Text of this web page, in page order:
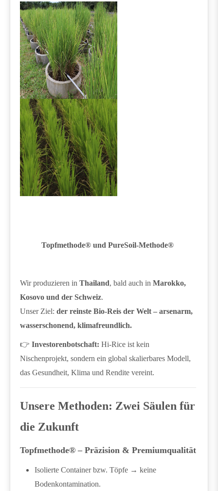
Topfmethode® und PureSoil-Methode®
Wir produzieren in Thailand, bald auch in Marokko,
Kosovo und der Schweiz.
Unser Ziel: der reinste Bio-Reis der Welt – arsenarm,
wasserschonend, klimafreundlich.
👉 Investorenbotschaft: Hi-Rice ist kein
Nischenprojekt, sondern ein global skalierbares Modell,
das Gesundheit, Klima und Rendite vereint.
Unsere Methoden: Zwei Säulen für
die Zukunft
Topfmethode® – Präzision & Premiumqualität
Isolierte Container bzw. Töpfe → keine
Bodenkontamination.